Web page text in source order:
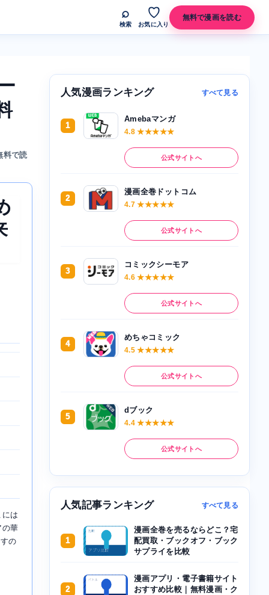
⌕
検索
♡
お気に入り
無料で漫画を読む
料で読
は
の華
の
人気漫画ランキング すべて見る
1
Amebaマンガ
4.8 ★★★★★
公式サイトへ
2
漫画全巻ドットコム
4.7 ★★★★★
公式サイトへ
3
コミックシーモア
4.6 ★★★★★
公式サイトへ
4
めちゃコミック
4.5 ★★★★★
公式サイトへ
5
dブック
4.4 ★★★★★
公式サイトへ
人気記事ランキング すべて見る
1
漫画全巻を売るならどこ？宅
配買取・ブックオフ・ブック
サプライを比較
2
漫画アプリ・電子書籍サイト
おすすめ比較｜無料漫画・ク